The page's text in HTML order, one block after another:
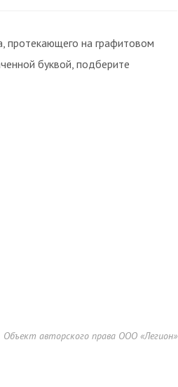
протекающего на графитовом
буквой, подберите
Объект авторского права ООО «Легион»